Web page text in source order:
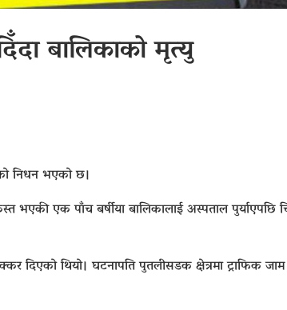
बालिकाको मृत्यु
निधन भएको छ।
भएकी एक पाँच बर्षीया बालिकालाई अस्पताल पुर्याएपछि
दिएको थियो। घटनापति पुतलीसडक क्षेत्रमा ट्राफिक